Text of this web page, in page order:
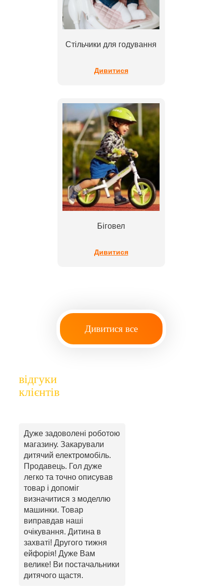
Стільчики для годування
Дивитися
Біговел
Дивитися
Дивитися все
відгуки
клієнтів
Дуже задоволені роботою
магазину. Закарували
дитячий електромобіль.
Продавець. Гол дуже
легко та точно описував
товар і допоміг
визначитися з моделлю
машинки. Товар
виправдав наші
очікування. Дитина в
захваті! Другого тижня
ейфорія! Дуже Вам
велике! Ви постачальники
дитячого щастя.